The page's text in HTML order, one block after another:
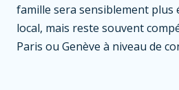
famille sera sensiblement plus
local, mais reste souvent
Paris ou Genève à niveau de